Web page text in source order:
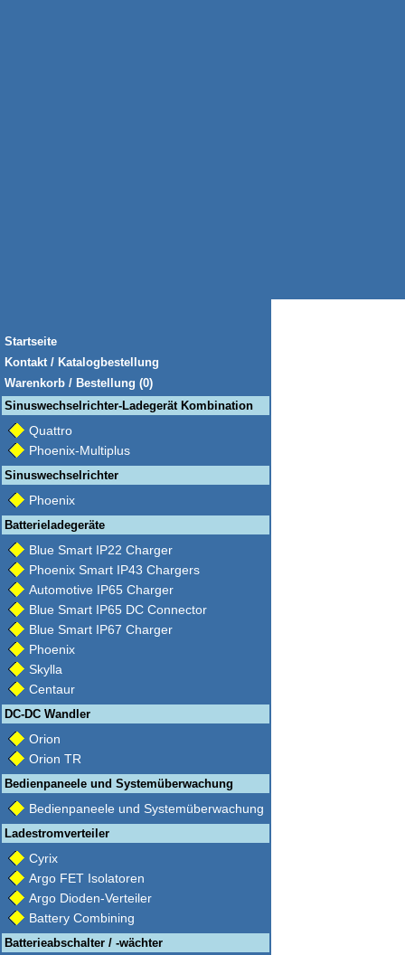
Startseite
Kontakt / Katalogbestellung
Warenkorb / Bestellung (0)
Sinuswechselrichter-Ladegerät Kombination
Quattro
Phoenix-Multiplus
Sinuswechselrichter
Phoenix
Batterieladegeräte
Blue Smart IP22 Charger
Phoenix Smart IP43 Chargers
Automotive IP65 Charger
Blue Smart IP65 DC Connector
Blue Smart IP67 Charger
Phoenix
Skylla
Centaur
DC-DC Wandler
Orion
Orion TR
Bedienpaneele und Systemüberwachung
Bedienpaneele und Systemüberwachung
Ladestromverteiler
Cyrix
Argo FET Isolatoren
Argo Dioden-Verteiler
Battery Combining
Batterieabschalter / -wächter